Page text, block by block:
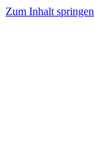
Zum Inhalt springen